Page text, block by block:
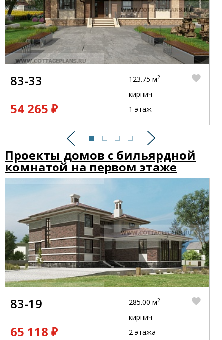
Предыдущий Следующий
83-33
54 265 ₽
123.75 м2
кирпич
1 этаж
Проекты домов с бильярдной
комнатой на первом этаже
83-19
65 118 ₽
285.00 м2
кирпич
2 этажа